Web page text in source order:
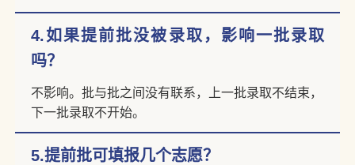
4.如果提前批没被录取，影响一批录取
吗？
不影响。批与批之间没有联系，上一批录取不结束，
下一批录取不开始。
5.提前批可填报几个志愿？